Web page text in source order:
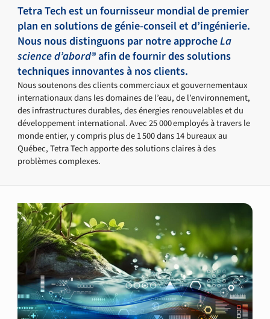
Tetra Tech est un fournisseur mondial de premier
plan en solutions de génie-conseil et d’ingénierie.
Nous nous distinguons par notre approcheLa
science d’abord®afin de fournir des solutions
techniques innovantes à nos clients.
Nous soutenons des clients commerciaux et gouvernementaux
internationaux dans les domaines de l’eau, de l’environnement,
des infrastructures durables, des énergies renouvelables et du
développement international. Avec 25 000 employés à travers le
monde entier, y compris plus de 1 500 dans 14 bureaux au
Québec, Tetra Tech apporte des solutions claires à des
problèmes complexes.